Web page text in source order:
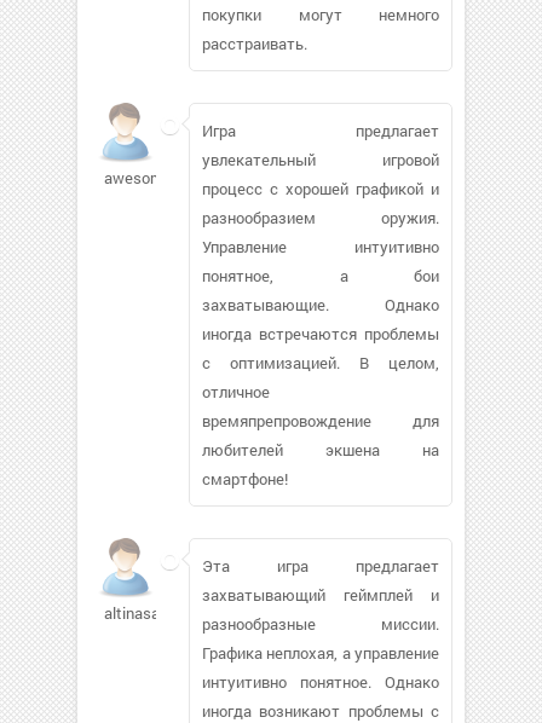
покупки могут немного
расстраивать.
awesome169
Игра предлагает
увлекательный игровой
процесс с хорошей графикой и
разнообразием оружия.
Управление интуитивно
понятное, а бои
захватывающие. Однако
иногда встречаются проблемы
с оптимизацией. В целом,
отличное
времяпрепровождение для
любителей экшена на
смартфоне!
altinasan798
Эта игра предлагает
захватывающий геймплей и
разнообразные миссии.
Графика неплохая, а управление
интуитивно понятное. Однако
иногда возникают проблемы с